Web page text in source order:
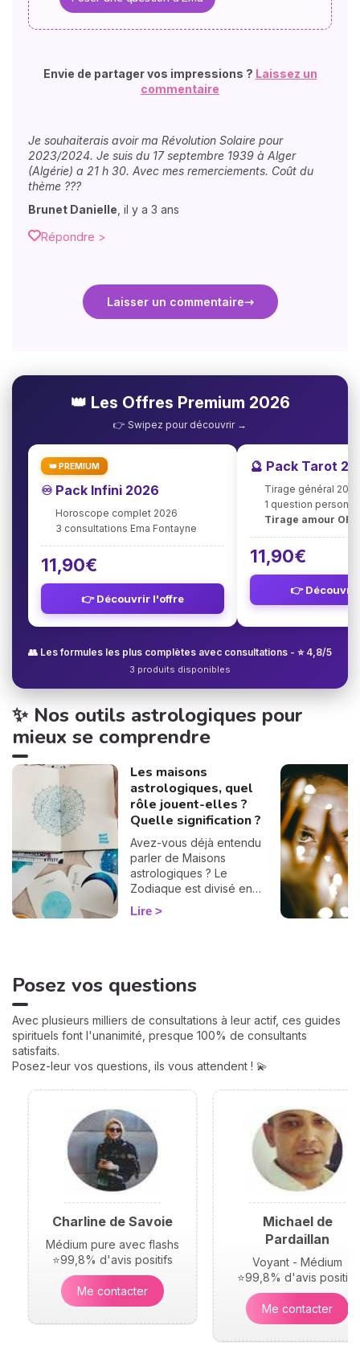
Envie de partager vos impressions ? Laissez un
commentaire
Je souhaiterais avoir ma Révolution Solaire pour
2023/2024. Je suis du 17 septembre 1939 à Alger
(Algérie) a 21 h 30. Avec mes remerciements. Coût du
thème ???
Brunet Danielle il y a 3 ans
Répondre >
Laisser un commentaire
👑 Les Offres Premium 2026
👉 Swipez pour découvrir →
👑 PREMIUM
♾️ Pack Infini 2026
Horoscope complet 2026
3 consultations Ema Fontayne
11,90€
👉 Découvrir l'offre
🔮 Pack Tarot
Tirage général 2026
1 question
Tirage amour
11,90€
👉
👥 Les formules les plus complètes avec consultations - ⭐ 4,8/5
3 produits disponibles
✨ Nos outils astrologiques pour
mieux se comprendre
Les maisons
astrologiques, quel
rôle jouent-elles ?
Quelle signification ?
Avez-vous déjà entendu
parler de Maisons
astrologiques ? Le
Zodiaque est divisé en
douze Maisons et chacune
correspond à une sphère
naissance, elles jouent un
rôle très important pour
personnalité et votre avenir.
Voici leurs significations !
Lire
Posez vos questions
Avec plusieurs milliers de consultations à leur actif, ces guides
spirituels font l'unanimité, presque 100% de consultants
satisfaits.
Posez-leur vos questions, ils vous attendent ! 💫
Charline de Savoie
Médium pure avec flashs
⭐99,8% d'avis positifs
Me contacter
Michael de
Pardaillan
Voyant - Médium
⭐99,8% d'avis positifs
Me contacter